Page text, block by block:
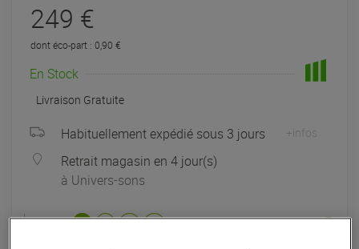
249 €
dont éco-part : 0,90 €
En Stock
Livraison Gratuite
Habituellement expédié sous 3 jours +infos
Retrait magasin en 4 jour(s)
à Univers-sons